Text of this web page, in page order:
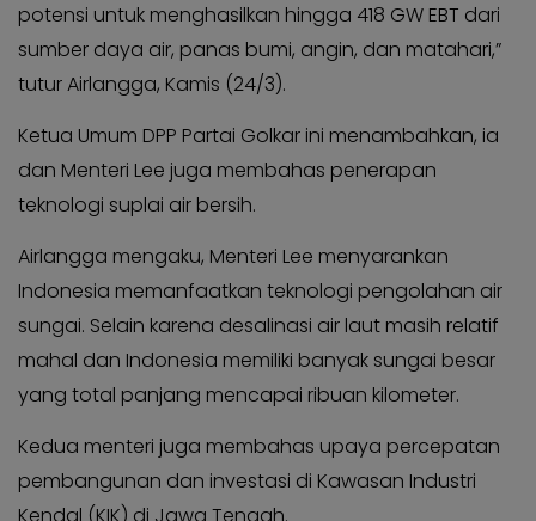
potensi untuk menghasilkan hingga 418 GW EBT dari
sumber daya air, panas bumi, angin, dan matahari,”
tutur Airlangga, Kamis (24/3).
Ketua Umum DPP Partai Golkar ini menambahkan, ia
dan Menteri Lee juga membahas penerapan
teknologi suplai air bersih.
Airlangga mengaku, Menteri Lee menyarankan
Indonesia memanfaatkan teknologi pengolahan air
sungai. Selain karena desalinasi air laut masih relatif
mahal dan Indonesia memiliki banyak sungai besar
yang total panjang mencapai ribuan kilometer.
Kedua menteri juga membahas upaya percepatan
pembangunan dan investasi di Kawasan Industri